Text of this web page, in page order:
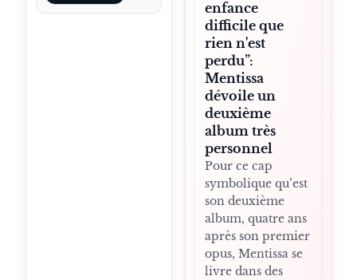
enfance
difficile que
rien n'est
perdu”:
Mentissa
dévoile un
deuxième
album très
personnel
Pour ce cap
symbolique qu’est
son deuxième
album, quatre ans
après son premier
opus, Mentissa se
livre dans des